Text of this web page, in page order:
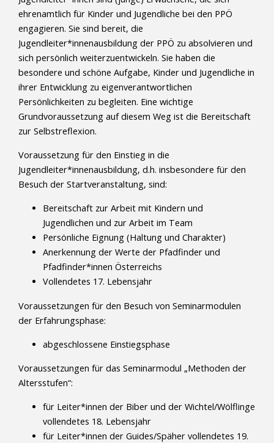
ehrenamtlich für Kinder und Jugendliche bei den PPÖ
engagieren. Sie sind bereit, die
Jugendleiter*innenausbildung der PPÖ zu absolvieren und
sich persönlich weiterzuentwickeln. Sie haben die
besondere und schöne Aufgabe, Kinder und Jugendliche in
ihrer Entwicklung zu eigenverantwortlichen
Persönlichkeiten zu begleiten. Eine wichtige
Grundvoraussetzung auf diesem Weg ist die Bereitschaft
zur Selbstreflexion.
Voraussetzung für den Einstieg in die
Jugendleiter*innenausbildung, d.h. insbesondere für den
Besuch der Startveranstaltung, sind:
Bereitschaft zur Arbeit mit Kindern und
Jugendlichen und zur Arbeit im Team
Persönliche Eignung (Haltung und Charakter)
Anerkennung der Werte der Pfadfinder und
Pfadfinder*innen Österreichs
Vollendetes 17. Lebensjahr
Voraussetzungen für den Besuch von Seminarmodulen
der Erfahrungsphase:
abgeschlossene Einstiegsphase
Voraussetzungen für das Seminarmodul „Methoden der
Altersstufen“:
für Leiter*innen der Biber und der Wichtel/Wölflinge
vollendetes 18. Lebensjahr
für Leiter*innen der Guides/Späher vollendetes 19.